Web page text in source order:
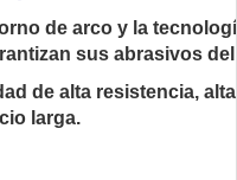
de arco y la
sus abrasivos del
de alta resistencia,
larga.